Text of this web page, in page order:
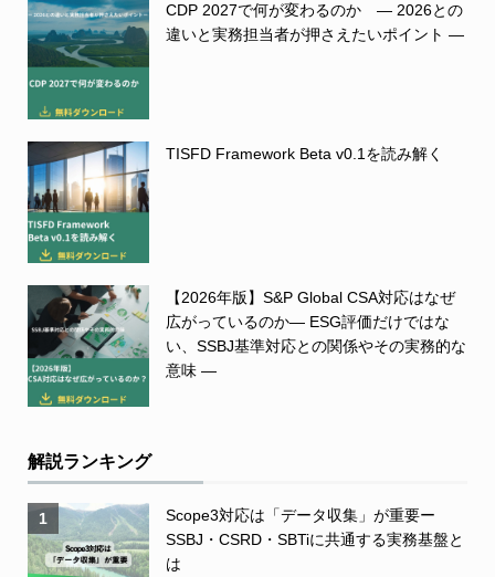
CDP 2027で何が変わるのか ― 2026との
違いと実務担当者が押さえたいポイント ―
TISFD Framework Beta v0.1を読み解く
【2026年版】S&P Global CSA対応はなぜ
広がっているのか― ESG評価だけではな
い、SSBJ基準対応との関係やその実務的な
意味 ―
解説ランキング
1
Scope3対応は「データ収集」が重要ー
SSBJ・CSRD・SBTiに共通する実務基盤と
は